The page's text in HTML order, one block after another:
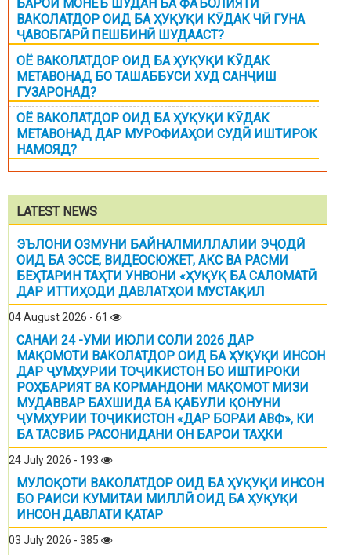
БАРОИ МОНЕЪ ШУДАН БА ФАЪОЛИЯТИ
ВАКОЛАТДОР ОИД БА ҲУҚУҚИ КӮДАК ЧӢ ГУНА
ҶАВОБГАРӢ ПЕШБИНӢ ШУДААСТ?
ОЁ ВАКОЛАТДОР ОИД БА ҲУҚУҚИ КӮДАК
МЕТАВОНАД БО ТАШАББУСИ ХУД САНҶИШ
ГУЗАРОНАД?
ОЁ ВАКОЛАТДОР ОИД БА ҲУҚУҚИ КӮДАК
МЕТАВОНАД ДАР МУРОФИАҲОИ СУДӢ ИШТИРОК
НАМОЯД?
LATEST NEWS
ЭЪЛОНИ ОЗМУНИ БАЙНАЛМИЛЛАЛИИ ЭҶОДӢ
ОИД БА ЭССЕ, ВИДЕОСЮЖЕТ, АКС ВА РАСМИ
БЕҲТАРИН ТАҲТИ УНВОНИ «ҲУҚУҚ БА САЛОМАТӢ
ДАР ИТТИҲОДИ ДАВЛАТҲОИ МУСТАҚИЛ
04 August 2026 - 61
САНАИ 24 -УМИ ИЮЛИ СОЛИ 2026 ДАР
МАҚОМОТИ ВАКОЛАТДОР ОИД БА ҲУҚУҚИ ИНСОН
ДАР ҶУМҲУРИИ ТОҶИКИСТОН БО ИШТИРОКИ
РОҲБАРИЯТ ВА КОРМАНДОНИ МАҚОМОТ МИЗИ
МУДАВВАР БАХШИДА БА ҚАБУЛИ ҚОНУНИ
ҶУМҲУРИИ ТОҶИКИСТОН «ДАР БОРАИ АВФ», КИ
БА ТАСВИБ РАСОНИДАНИ ОН БАРОИ ТАҲКИ
24 July 2026 - 193
МУЛОҚОТИ ВАКОЛАТДОР ОИД БА ҲУҚУҚИ ИНСОН
БО РАИСИ КУМИТАИ МИЛЛӢ ОИД БА ҲУҚУҚИ
ИНСОН ДАВЛАТИ ҚАТАР
03 July 2026 - 385